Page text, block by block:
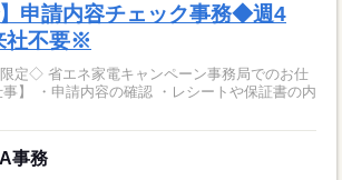
】申請内容チェック事務◆週4
不要※
務局でのお仕
事務